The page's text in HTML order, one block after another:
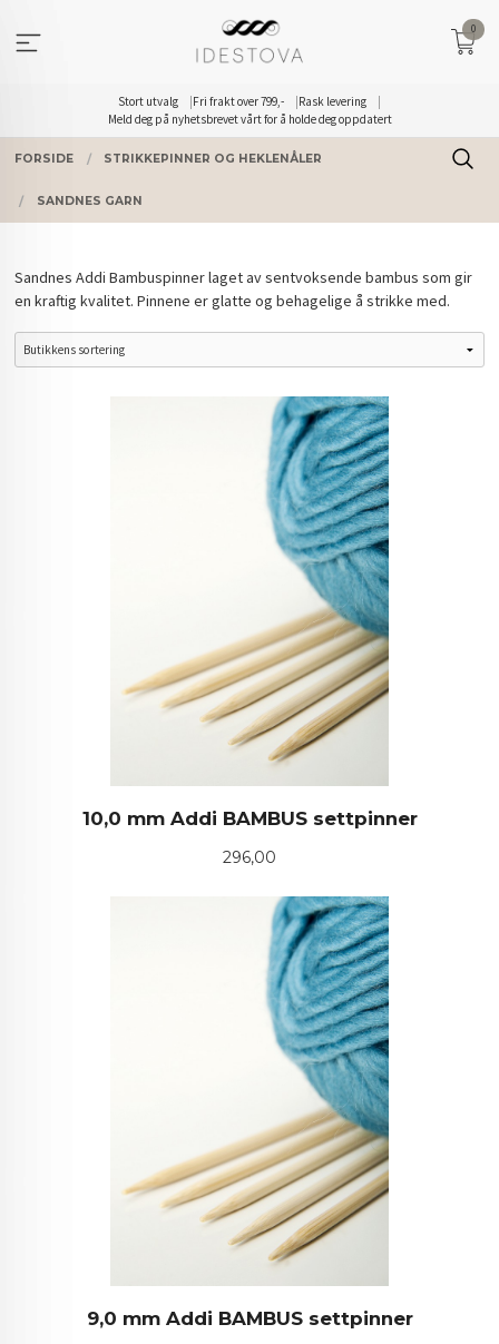
innholdet
Stort utvalg Fri frakt over 799,-
Rask levering
Meld deg på nyhetsbrevet vårt for å holde deg oppdatert
0
FORSIDE STRIKKEPINNER OG HEKLENÅLER
SANDNES GARN
Sandnes Addi Bambuspinner laget av sentvoksende bambus som gir
en kraftig kvalitet. Pinnene er glatte og behagelige å strikke med.
10,0 mm Addi BAMBUS settpinner
Pris
296,00
9,0 mm Addi BAMBUS settpinner